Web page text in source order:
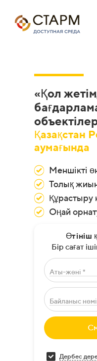
«Қол
Қазақстан
аумағында
Меншікті
Толық
Құрастыру
Оңай
Өтініш
Бір сағат
Аты-жөні *
Байланыс
Дербес